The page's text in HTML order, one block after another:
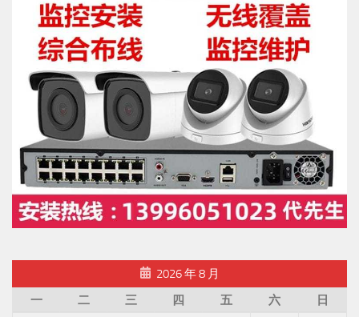
2026 年 8 月
一
二 三 四 五 六
日